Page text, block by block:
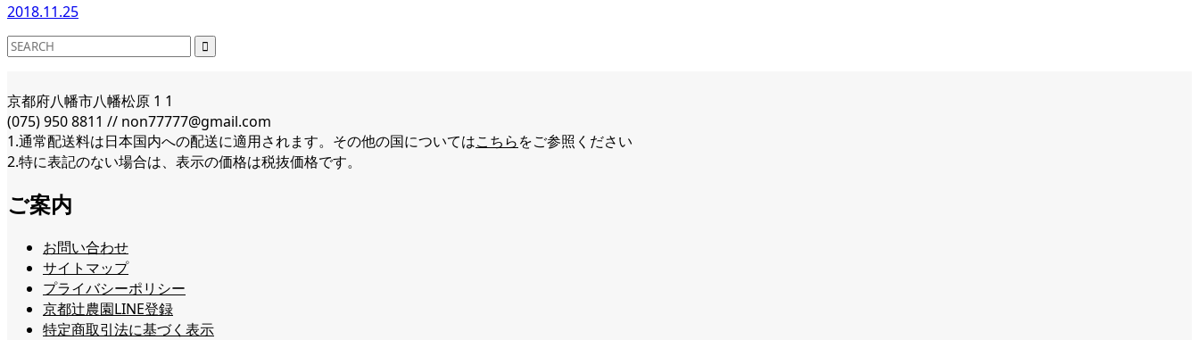
2018.11.25
京都府八幡市八幡松原 1 1
(075) 950 8811 // non77777@gmail.com
1.通常配送料は日本国内への配送に適用されます。その他の国についてはこちらをご参照ください
2.特に表記のない場合は、表示の価格は税抜価格です。
ご案内
お問い合わせ
サイトマップ
プライバシーポリシー
京都辻農園LINE登録
特定商取引法に基づく表示